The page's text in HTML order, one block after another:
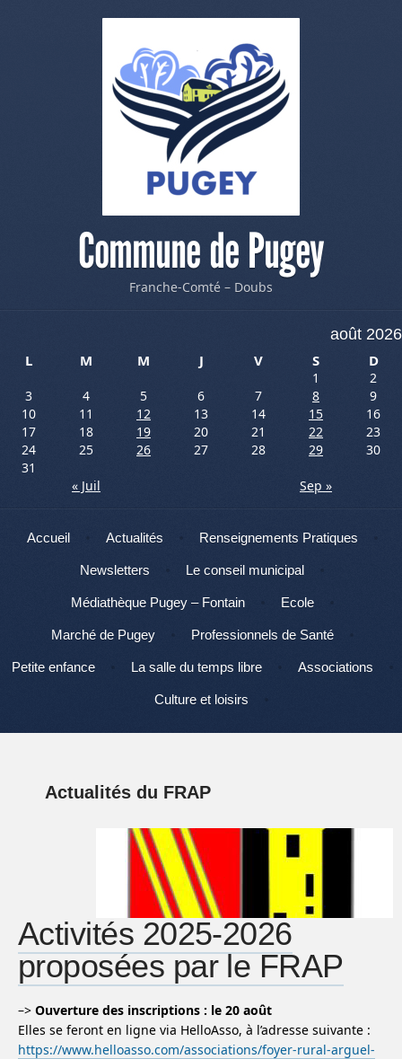
Commune de Pugey
Franche-Comté – Doubs
août 2026
L
M M J V S D
1
2
3
4 5 6 7 8
9
10
11 12 13 14 15
16
17
18 19 20 21 22
23
24
25 26 27 28 29
30
31
« Juil
Sep »
Menu
Aller au contenu
Accueil Actualités Renseignements Pratiques
Newsletters Le conseil municipal
Médiathèque Pugey – Fontain Ecole
Marché de Pugey Professionnels de Santé
Petite enfance La salle du temps libre Associations
Culture et loisirs
Actualités du FRAP
Activités 2025-2026
proposées par le FRAP
–> Ouverture des inscriptions : le 20 août
Elles se feront en ligne via HelloAsso, à l’adresse suivante :
https://www.helloasso.com/associations/foyer-rural-arguel-